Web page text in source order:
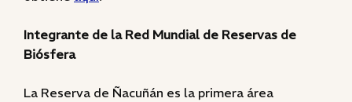
Integrante de la Red Mundial de Reservas de
Biósfera
La Reserva de Ñacuñán es la primera área